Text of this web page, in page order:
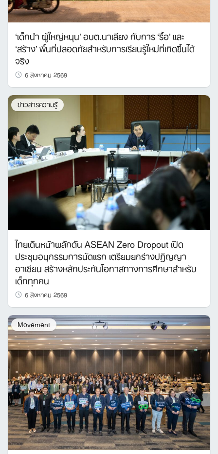
‘เด็กนำ ผู้ใหญ่หนุน’ อบต.นาเลียง กับการ ‘รื้อ’ และ
‘สร้าง’ พื้นที่ปลอดภัยสำหรับการเรียนรู้ใหม่ที่เกิดขึ้นได้
จริง
6 สิงหาคม 2569
ข่าวสารความรู้
ไทยเดินหน้าผลักดัน ASEAN Zero Dropout เปิด
ประชุมอนุกรรมการนัดแรก เตรียมยกร่างปฏิญญา
อาเซียน สร้างหลักประกันโอกาสทางการศึกษาสำหรับ
เด็กทุกคน
6 สิงหาคม 2569
Movement